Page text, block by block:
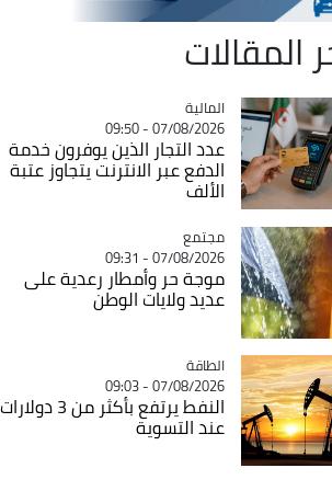
المقالات
Catégorie
المالية
07/08/2026 - 09:50
عدد التجار الذين يوفرون خدمة
الدفع عبر الانترنت يتجاوز عتبة
الألف
Catégorie
مجتمع
07/08/2026 - 09:31
موجة حر وأمطار رعدية على
عديد ولايات الوطن
Catégorie
الطاقة
07/08/2026 - 09:03
النفط يرتفع بأكثر من 3 دولارات
عند التسوية